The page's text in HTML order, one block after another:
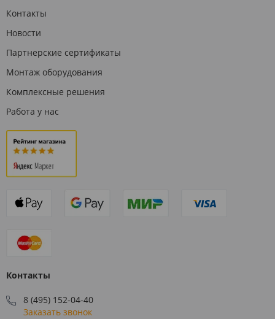
Контакты
Новости
Партнерские сертификаты
Монтаж оборудования
Комплексные решения
Работа у нас
Контакты
8 (495) 152-04-40
Заказать звонок